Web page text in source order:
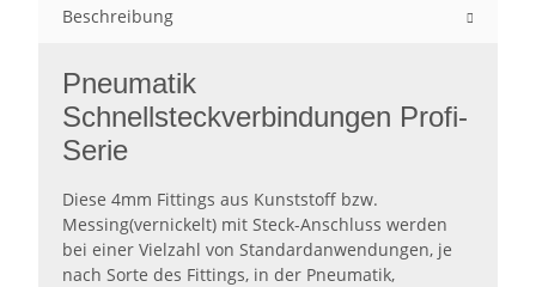
Beschreibung
Pneumatik
Schnellsteckverbindungen Profi-
Serie
Diese 4mm Fittings aus Kunststoff bzw.
Messing(vernickelt) mit Steck-Anschluss werden
bei einer Vielzahl von Standardanwendungen, je
nach Sorte des Fittings, in der Pneumatik,